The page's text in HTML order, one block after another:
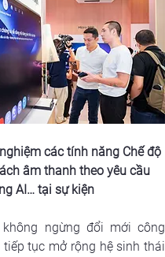
các tính năng Chế độ
âm thanh theo yêu cầu
AI… tại sự kiện
ngừng đổi mới công
tiếp tục mở rộng hệ sinh thái